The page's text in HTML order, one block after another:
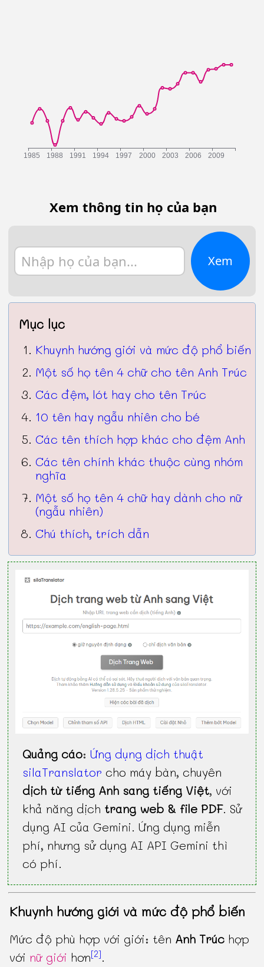
Xem thông tin họ của bạn
Xem
Mục lục
Khuynh hướng giới và mức độ phổ biến
Một số họ tên 4 chữ cho tên Anh Trúc
Các đệm, lót hay cho tên Trúc
10 tên hay ngẫu nhiên cho bé
Các tên thích hợp khác cho đệm Anh
Các tên chính khác thuộc cùng nhóm
nghĩa
Một số họ tên 4 chữ hay dành cho nữ
(ngẫu nhiên)
Chú thích, trích dẫn
Quảng cáo:Ứng dụng dịch thuật
silaTranslator cho máy bàn, chuyên
dịch từ tiếng Anh sang tiếng Việt, với
khả năng dịch trang web & file PDF. Sử
dụng AI của Gemini. Ứng dụng miễn
phí, nhưng sử dụng AI API Gemini thì
có phí.
Khuynh hướng giới và mức độ phổ biến
Mức độ phù hợp với giới: tên Anh Trúc hợp
với nữ giới hơn[2].